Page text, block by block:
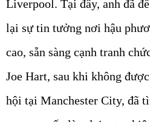
Liverpool. Tại đây, anh đã
lại sự tin tưởng nơi hậu
cao, sẵn sàng cạnh tranh
Joe Hart, sau khi không
hội tại Manchester City, đã